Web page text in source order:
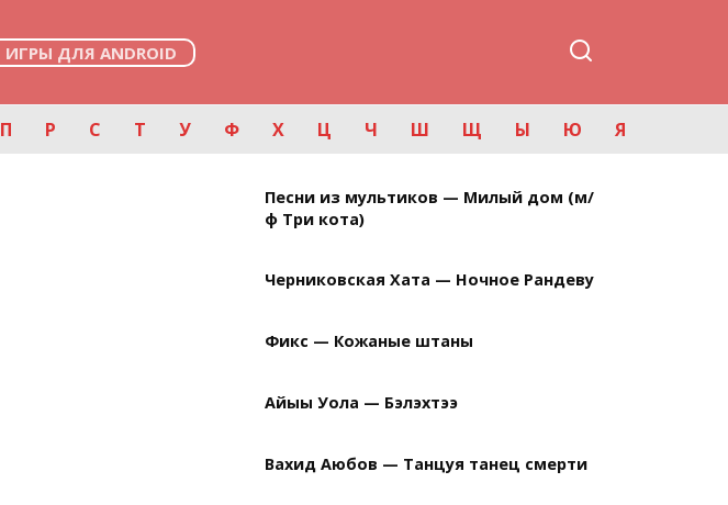
ИГРЫ ДЛЯ ANDROID
П Р С Т У Ф Х Ц Ч Ш Щ Ы Ю Я
Песни из мультиков — Милый дом (м/
ф Три кота)
Черниковская Хата — Ночное Рандеву
Фикс — Кожаные штаны
Айыы Уола — Бэлэхтээ
Вахид Аюбов — Танцуя танец смерти